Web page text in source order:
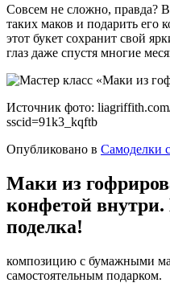
Совсем не сложно, правда?
таких маков и подарить его
этот букет сохранит свой
глаз даже спустя многие
Источник фото:
sscid=91k3_kqftb
Опубликовано в Самоделки
Маки из
конфетой внутри.
поделка!
композицию с бумажными
самостоятельным подарком.